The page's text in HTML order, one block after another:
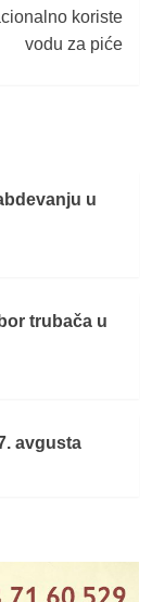
koriste
vodu za piće
u
trubača u
avgusta